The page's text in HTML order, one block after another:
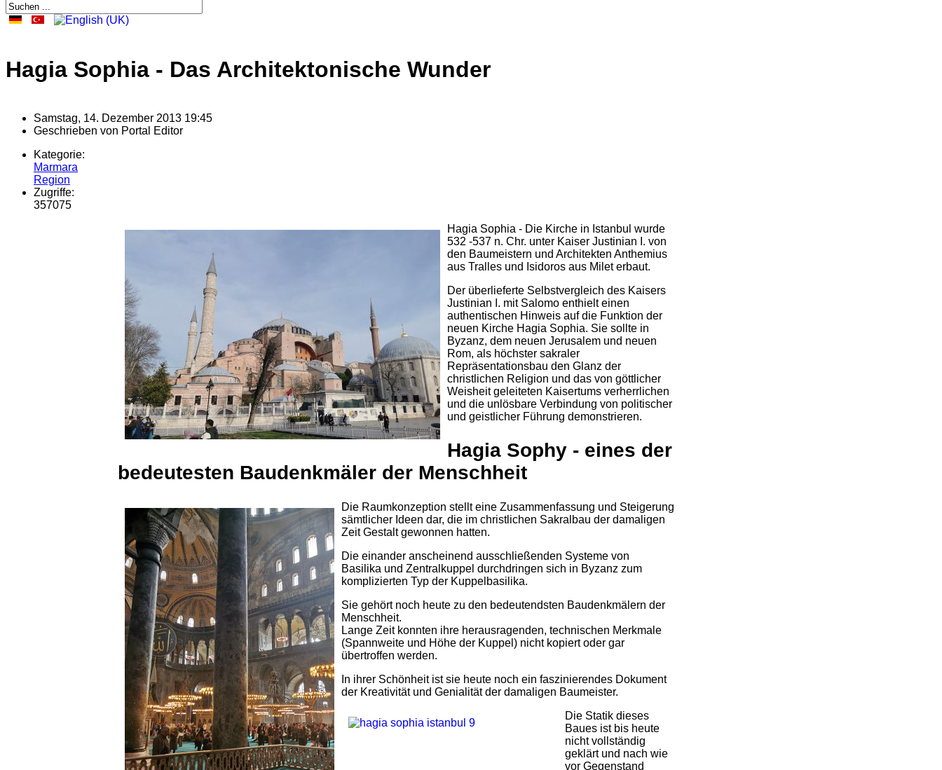
Hagia Sophia - Das Architektonische Wunder
Samstag, 14. Dezember 2013 19:45
Geschrieben von Portal Editor
Kategorie:
Marmara
Region
Zugriffe:
357075
Hagia Sophia - Die Kirche in Istanbul wurde
532 -537 n. Chr. unter Kaiser Justinian I. von
den Baumeistern und Architekten Anthemius
aus Tralles und Isidoros aus Milet erbaut.
Der überlieferte Selbstvergleich des Kaisers
Justinian I. mit Salomo enthielt einen
authentischen Hinweis auf die Funktion der
neuen Kirche Hagia Sophia. Sie sollte in
Byzanz, dem neuen Jerusalem und neuen
Rom, als höchster sakraler
Repräsentationsbau den Glanz der
christlichen Religion und das von göttlicher
Weisheit geleiteten Kaisertums verherrlichen
und die unlösbare Verbindung von politischer
und geistlicher Führung demonstrieren.
Hagia Sophy - eines der
bedeutesten Baudenkmäler der Menschheit
Die Raumkonzeption stellt eine Zusammenfassung und Steigerung
sämtlicher Ideen dar, die im christlichen Sakralbau der damaligen
Zeit Gestalt gewonnen hatten.
Die einander anscheinend ausschließenden Systeme von
Basilika und Zentralkuppel durchdringen sich in Byzanz zum
komplizierten Typ der Kuppelbasilika.
Sie gehört noch heute zu den bedeutendsten Baudenkmälern der
Menschheit.
Lange Zeit konnten ihre herausragenden, technischen Merkmale
(Spannweite und Höhe der Kuppel) nicht kopiert oder gar
übertroffen werden.
In ihrer Schönheit ist sie heute noch ein faszinierendes Dokument
der Kreativität und Genialität der damaligen Baumeister.
Die Statik dieses
Baues ist bis heute
nicht vollständig
geklärt und nach wie
vor Gegenstand